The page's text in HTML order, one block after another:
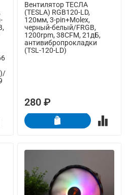
Вентилятор ТЕСЛА
(TESLA) RGB120-LD,
120мм, 3-pin+Molex,
черный-белый/FRGB,
1200rpm, 38CFM, 21дБ,
антивибропрокладки
(TSL-120-LD)
280 ₽